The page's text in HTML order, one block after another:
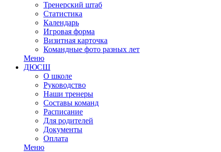
Тренерский штаб
Статистика
Календарь
Игровая форма
Визитная карточка
Командные фото разных лет
Меню
ДЮСШ
О школе
Руководство
Наши тренеры
Составы команд
Расписание
Для родителей
Документы
Оплата
Меню